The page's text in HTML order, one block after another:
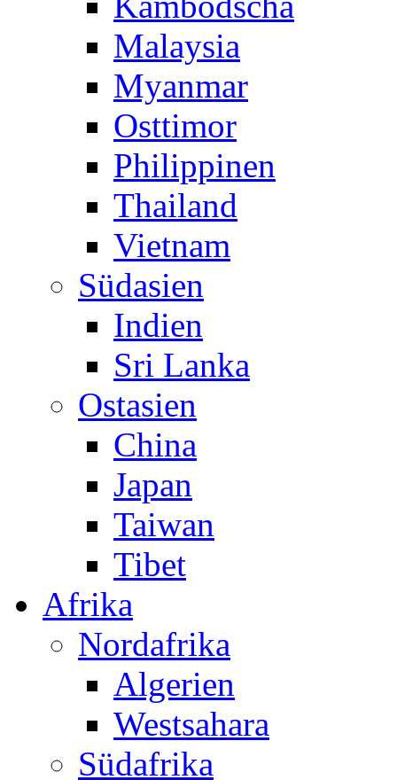
Malaysia
Myanmar
Osttimor
Philippinen
Thailand
Vietnam
Südasien
Indien
Sri Lanka
Ostasien
China
Japan
Taiwan
Tibet
Afrika
Nordafrika
Algerien
Westsahara
Südafrika